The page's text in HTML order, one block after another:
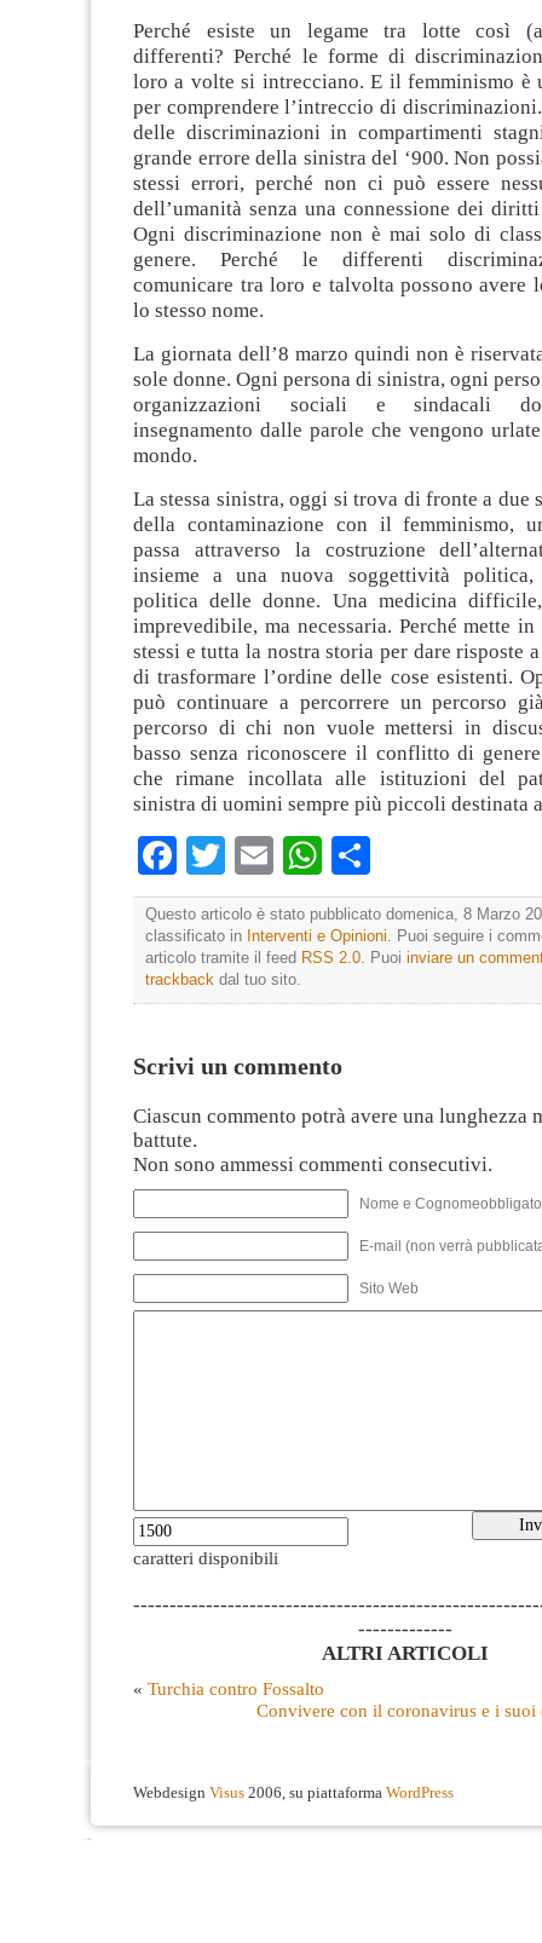
Perché esiste un legame tra lotte così
differenti? Perché le forme di
loro a volte si intrecciano. E il femminismo è
per comprendere l’intreccio di
delle discriminazioni in compartimenti
grande errore della sinistra del ‘900. Non
stessi errori, perché non ci può essere
dell’umanità senza una connessione dei
Ogni discriminazione non è mai solo di
genere. Perché le differenti
comunicare tra loro e talvolta possono avere
lo stesso nome.
La giornata dell’8 marzo quindi non è
sole donne. Ogni persona di sinistra, ogni
organizzazioni sociali e sindacali
insegnamento dalle parole che vengono
mondo.
La stessa sinistra, oggi si trova di fronte a due
della contaminazione con il femminismo,
passa attraverso la costruzione
insieme a una nuova soggettività
politica delle donne. Una medicina
imprevedibile, ma necessaria. Perché mette
stessi e tutta la nostra storia per dare risposte
di trasformare l’ordine delle cose esistenti.
può continuare a percorrere un percorso
percorso di chi non vuole mettersi in
basso senza riconoscere il conflitto di
che rimane incollata alle istituzioni del
sinistra di uomini sempre più piccoli destinata
Facebook
TwitterEmailWhatsApp
Questo articolo è stato pubblicato domenica, 8 Marzo
classificato in Interventi e Opinioni. Puoi seguire i
articolo tramite il feed RSS 2.0. Puoi inviare un
trackback dal tuo sito.
Scrivi un commento
Ciascun commento potrà avere una lunghezza
battute.
Non sono ammessi commenti consecutivi.
Nome e
E-mail (non verrà
Sito Web
caratteri disponibili
-------------
ALTRI ARTICOLI
« Turchia contro Fossalto
Convivere con il coronavirus e i
Webdesign Visus 2006, su piattaforma WordPress